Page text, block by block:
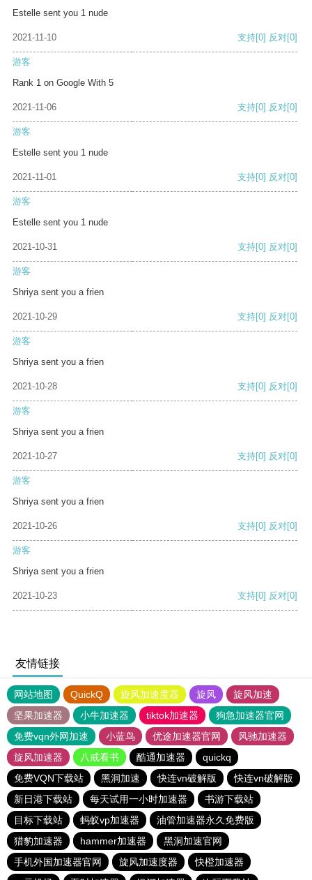
Estelle sent you 1 nude
2021-11-10 支持[0] 反对[0]
游客
Rank 1 on Google With 5
2021-11-06 支持[0] 反对[0]
游客
Estelle sent you 1 nude
2021-11-01 支持[0] 反对[0]
游客
Estelle sent you 1 nude
2021-10-31 支持[0] 反对[0]
游客
Shriya sent you a frien
2021-10-29 支持[0] 反对[0]
游客
Shriya sent you a frien
2021-10-28 支持[0] 反对[0]
游客
Shriya sent you a frien
2021-10-27 支持[0] 反对[0]
游客
Shriya sent you a frien
2021-10-26 支持[0] 反对[0]
游客
Shriya sent you a frien
2021-10-23 支持[0] 反对[0]
友情链接
网站地图 QuickQ 旋风加速度器 旋风
旋风加速
坚果加速器
小牛加速器 tiktok加速器
狗急加速器官网
免费vqn外网加速
小蓝鸟 优途加速器官网
风驰加速器
旋风加速器
八戒看书 酷通加速器
quickq
免费VQN下载站
黑洞加速 快连vn破解版
快连vn破解版
新日港下载站
每天试用一小时加速器
书游下载站
目标下载站
蚂蚁vp加速器
油管加速器永久免费版
猎豹加速器
hammer加速器
黑洞加速官网
手机外国加速器官网
旋风加速度器
快橙加速器